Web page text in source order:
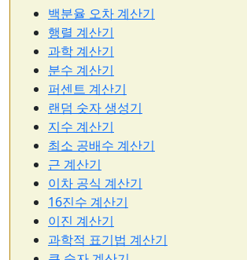
백분율 오차 계산기
행렬 계산기
과학 계산기
분수 계산기
퍼센트 계산기
랜덤 숫자 생성기
지수 계산기
최소 공배수 계산기
근 계산기
이차 공식 계산기
16진수 계산기
이진 계산기
과학적 표기법 계산기